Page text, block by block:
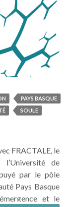
PAYS BASQUE
SOULE
FRACTALE, le
l’Université de
par le pôle
Pays Basque
et le